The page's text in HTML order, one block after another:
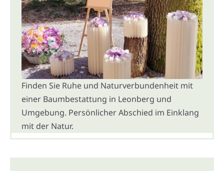
Finden Sie Ruhe und Naturverbundenheit mit
einer Baumbestattung in Leonberg und
Umgebung. Persönlicher Abschied im Einklang
mit der Natur.